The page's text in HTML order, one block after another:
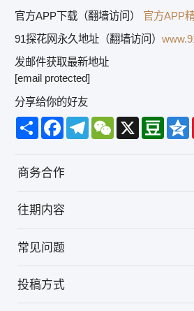
官方APP下载（翻墙访问）
官方APP
91探花网永久地址（翻墙访问）
发邮件获取最新地址
[email protected]
分享给你的好友
Share FacebookTelegramWeChat
X Douban
商务合作
往期内容
常见问题
投稿方式